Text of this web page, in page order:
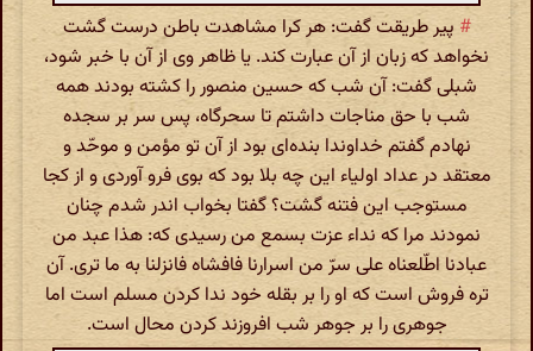
# پیر طریقت گفت: هر کرا مشاهدت باطن درست گشت
نخواهد که زبان از آن عبارت کند. یا ظاهر وی از آن با خبر شود،
شبلی گفت: آن شب که حسین منصور را کشته بودند همه
شب با حق مناجات داشتم تا سحرگاه، پس سر بر سجده
نهادم گفتم خداوندا بنده‌ای بود از آن تو مؤمن و موحّد و
معتقد در عداد اولیاء این چه بلا بود که بوی فرو آوردی و از کجا
مستوجب این فتنه گشت؟ گفتا بخواب اندر شدم چنان
نمودند مرا که نداء عزت بسمع من رسیدی که: هذا عبد من
عبادنا اطّلعناه علی سرّ من اسرارنا فافشاه فانزلنا به ما تری. آن
تره فروش است که او را بر بقله خود ندا کردن مسلم است اما
جوهری را بر جوهر شب افروزند کردن محال است.